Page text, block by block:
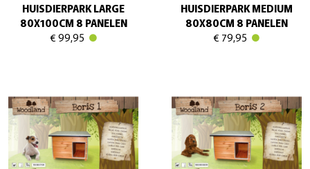
HUISDIERPARK LARGE
80X100CM 8 PANELEN
€ 99,95
HUISDIERPARK MEDIUM
80X80CM 8 PANELEN
€ 79,95